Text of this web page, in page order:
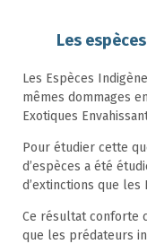
Les
Les Espèces
mêmes dommages
Exotiques
Pour étudier cette
d’espèces a été
d’extinctions que les
Ce résultat conforte
que les prédateurs